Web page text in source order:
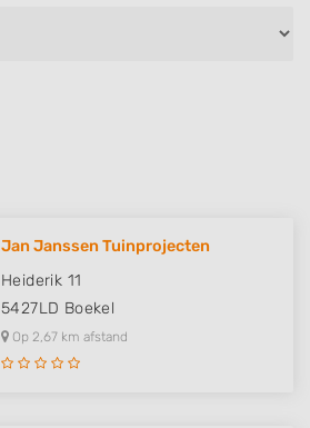
Jan Janssen Tuinprojecten
Heiderik 11
5427LD Boekel
Op 2,67 km afstand